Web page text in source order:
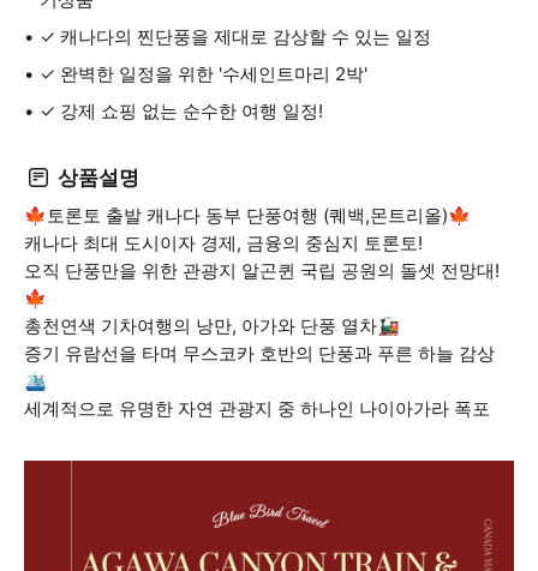
✓ 캐나다의 찐단풍을 제대로 감상할 수 있는 일정
✓ 완벽한 일정을 위한 '수세인트마리 2박'
✓ 강제 쇼핑 없는 순수한 여행 일정!
상품설명
🍁토론토 출발 캐나다 동부 단풍여행 (퀘백,몬트리올)🍁
캐나다 최대 도시이자 경제, 금융의 중심지 토론토!
오직 단풍만을 위한 관광지 알곤퀸 국립 공원의 돌셋 전망대!
🍁
총천연색 기차여행의 낭만, 아가와 단풍 열차🚂
증기 유람선을 타며 무스코카 호반의 단풍과 푸른 하늘 감상
🛳️
세계적으로 유명한 자연 관광지 중 하나인 나이아가라 폭포